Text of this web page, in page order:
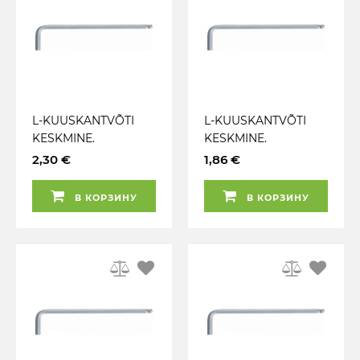
L-KUUSKANTVÕTI
KESKMINE.
KUULOTSAGA 4MM
2,30 €
В КОРЗИНУ
L-KUUSKANTVÕTI
KESKMINE.
KUULOTSAGA 3.5MM
1,86 €
В КОРЗИНУ